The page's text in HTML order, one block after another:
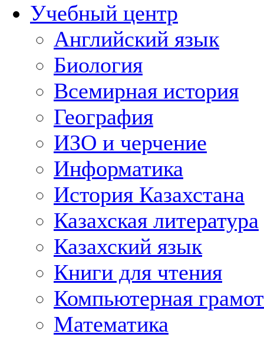
Учебный центр
Английский язык
Биология
Всемирная история
География
ИЗО и черчение
Информатика
История Казахстана
Казахская литература
Казахский язык
Книги для чтения
Компьютерная
Математика